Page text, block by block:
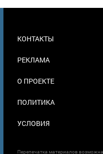
В
КОНТАКТЫ
РЕКЛАМА
О ПРОЕКТЕ
ПОЛИТИКА
УСЛОВИЯ
Перепечатка материалов